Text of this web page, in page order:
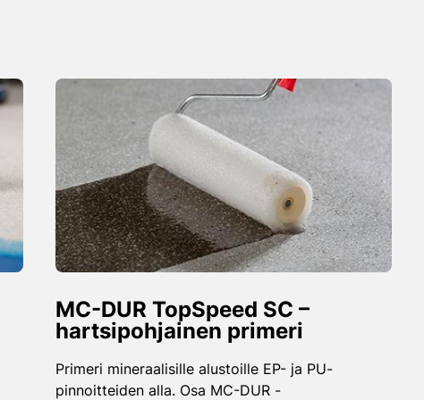
MC-DUR TopSpeed SC –
hartsipohjainen primeri
Primeri mineraalisille alustoille EP- ja PU-
pinnoitteiden alla. Osa MC-DUR -